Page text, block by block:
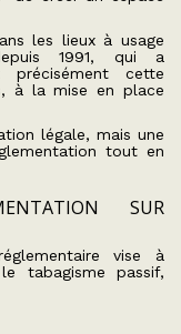
les lieux à usage
1991, qui a
précisément cette
à la mise en place
légale, mais une
tout en
SUR
vise à
tabagisme passif,